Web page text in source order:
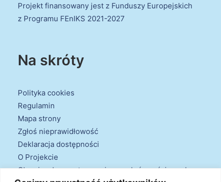
Projekt finansowany jest z Funduszy Europejskich
z Programu FEnIKS 2021-2027
Na skróty
Polityka cookies
Regulamin
Mapa strony
Zgłoś nieprawidłowość
Deklaracja dostępności
O Projekcie
Obowiązek przestrzegania zasad równościowych